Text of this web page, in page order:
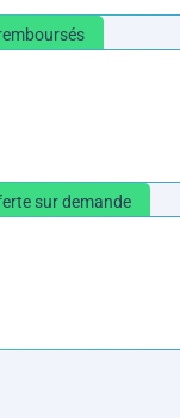
sur demande